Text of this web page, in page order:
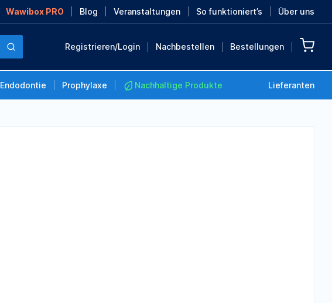
Wawibox PRO Blog Veranstaltungen So funktioniert’s Über uns
Registrieren/Login Nachbestellen Bestellungen
Endodontie Prophylaxe Nachhaltige Produkte Lieferanten